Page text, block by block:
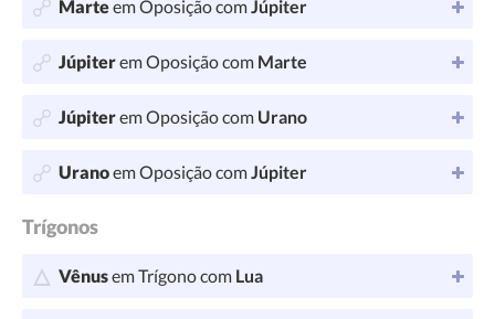
Marteem Oposição comJúpiter
Júpiterem Oposição com Marte
Júpiterem Oposição com Urano
Uranoem Oposição comJúpiter
Trígonos
Vênusem Trígono com Lua